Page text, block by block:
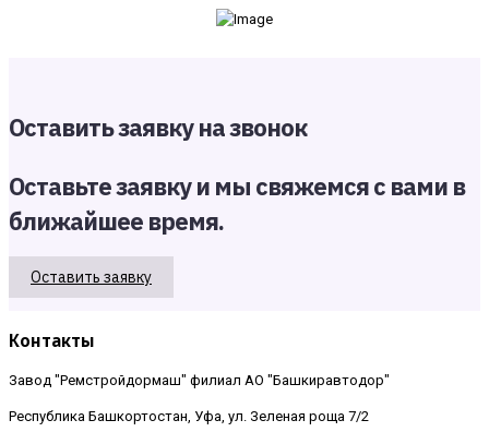
Оставить заявку на звонок
Оставьте заявку и мы свяжемся с вами в
ближайшее время.
Оставить заявку
Контакты
Завод "Ремстройдормаш" филиал АО "Башкиравтодор"
Республика Башкортостан, Уфа, ул. Зеленая роща 7/2